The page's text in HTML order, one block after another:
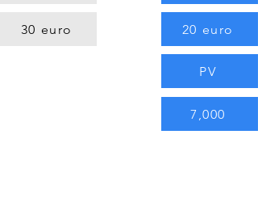
30 euro 20 euro
PV
7,000